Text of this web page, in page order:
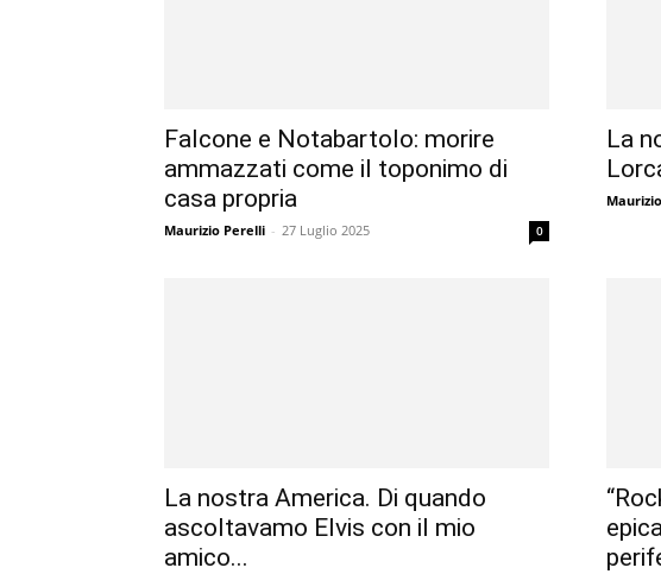
Falcone e Notabartolo: morire
ammazzati come il toponimo di
casa propria
Maurizio Perelli - 27 Luglio 2025 0
La
La nostra America. Di quando
ascoltavamo Elvis con il mio
amico...